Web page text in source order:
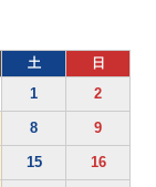
土 日
1 2
8 9
15 16